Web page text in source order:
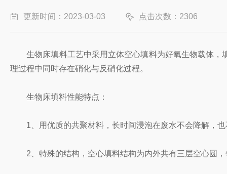
更新时间：2023-03-03 点击次数：2306
生物床填料工艺中采用立体空心填料为好氧生物载体，
理过程中同时存在硝化与反硝化过程。
生物床填料性能特点：
1、用优质的共聚材料，长时间浸泡在废水不会降解，也
2、特殊的结构，空心填料结构为内外共有三层空心圆，